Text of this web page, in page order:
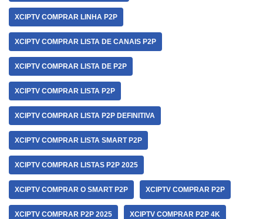
XCIPTV COMPRAR LINHA P2P
XCIPTV COMPRAR LISTA DE CANAIS P2P
XCIPTV COMPRAR LISTA DE P2P
XCIPTV COMPRAR LISTA P2P
XCIPTV COMPRAR LISTA P2P DEFINITIVA
XCIPTV COMPRAR LISTA SMART P2P
XCIPTV COMPRAR LISTAS P2P 2025
XCIPTV COMPRAR O SMART P2P XCIPTV COMPRAR P2P
XCIPTV COMPRAR P2P 2025 XCIPTV COMPRAR P2P 4K